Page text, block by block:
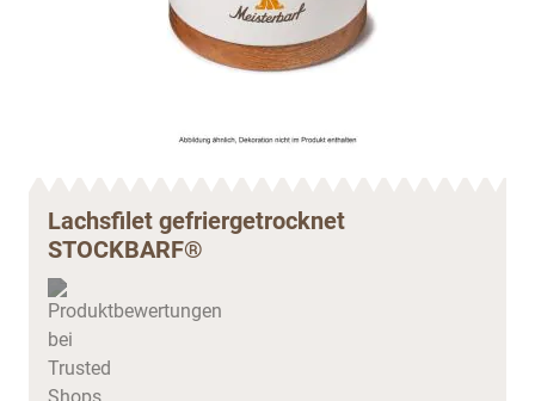
Lachsfilet gefriergetrocknet
STOCKBARF®